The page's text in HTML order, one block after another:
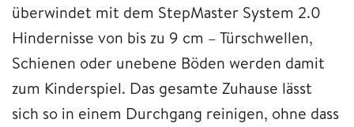
überwindet mit dem StepMaster System 2.0
Hindernisse von bis zu 9 cm – Türschwellen,
Schienen oder unebene Böden werden damit
zum Kinderspiel. Das gesamte Zuhause lässt
sich so in einem Durchgang reinigen, ohne dass